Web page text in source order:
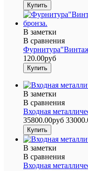
В заметки
В сравнения
120.00руб
В заметки
В сравнения
Входная
35800.00руб
В заметки
В сравнения
Входная